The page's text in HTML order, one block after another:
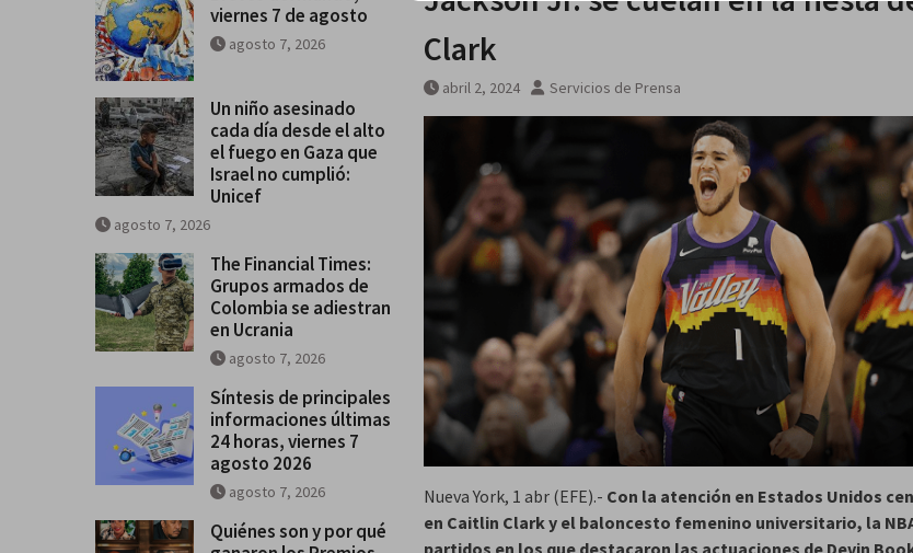
se salga de control
Breves del mundo, viernes 7 de agosto
Clark
abril 2, 2024 Servicios de Prensa
Nueva York, 1 abr (EFE).- Con la atención en Estados Unidos
en Caitlin Clark y el baloncesto femenino universitario, la
viernes 7 de agosto
agosto 7, 2026
Un niño asesinado
cada día desde el alto
el fuego en Gaza que
Israel no cumplió:
Unicef
agosto 7, 2026
The Financial Times:
Grupos armados de
Colombia se adiestran
en Ucrania
agosto 7, 2026
Síntesis de principales
informaciones últimas
24 horas, viernes 7
agosto 2026
agosto 7, 2026
Quiénes son y por qué